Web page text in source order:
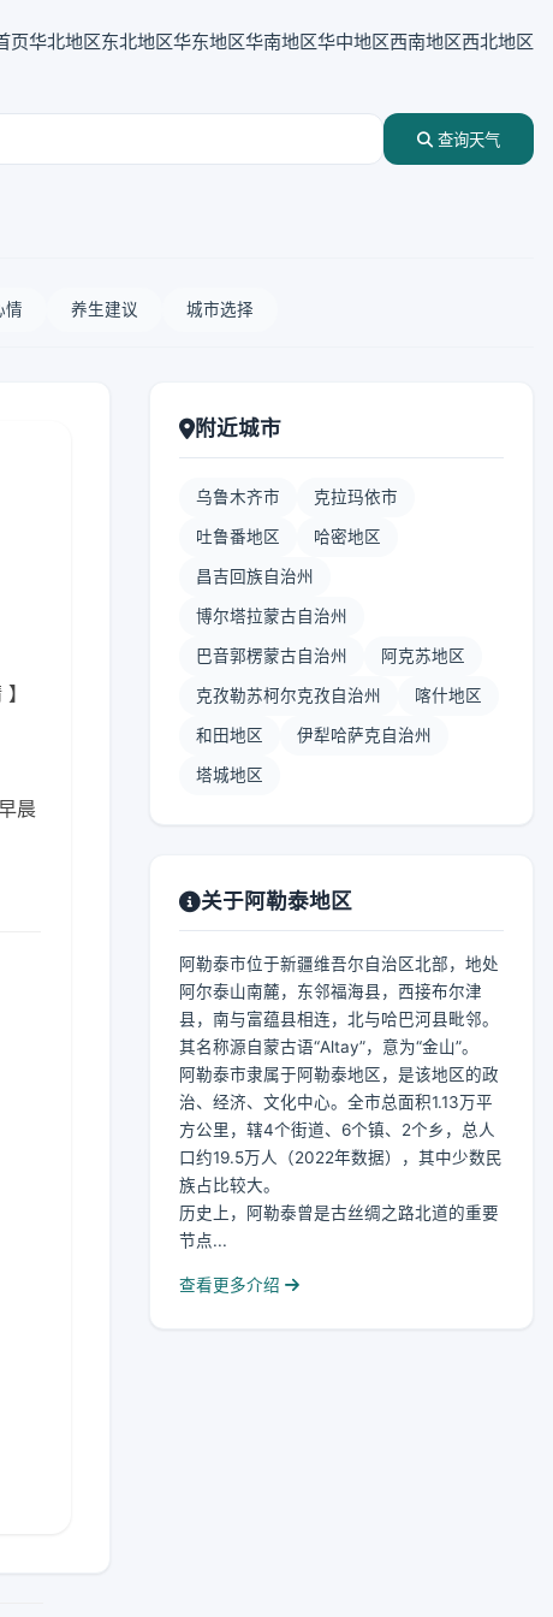
页华北地区东北地区华东地区华南地区华中地区西南地区西北地区
查询天气
情 养生建议 城市选择
晨
附近城市
乌鲁木齐市 克拉玛依市
吐鲁番地区 哈密地区
昌吉回族自治州
博尔塔拉蒙古自治州
巴音郭楞蒙古自治州 阿克苏地区
克孜勒苏柯尔克孜自治州 喀什地区
和田地区 伊犁哈萨克自治州
塔城地区
关于阿勒泰地区
阿勒泰市位于新疆维吾尔自治区北部，地处
阿尔泰山南麓，东邻福海县，西接布尔津
县，南与富蕴县相连，北与哈巴河县毗邻。
其名称源自蒙古语“Altay”，意为“金山”。
阿勒泰市隶属于阿勒泰地区，是该地区的政
治、经济、文化中心。全市总面积1.13万平
方公里，辖4个街道、6个镇、2个乡，总人
口约19.5万人（2022年数据），其中少数民
族占比较大。
历史上，阿勒泰曾是古丝绸之路北道的重要
节点...
查看更多介绍